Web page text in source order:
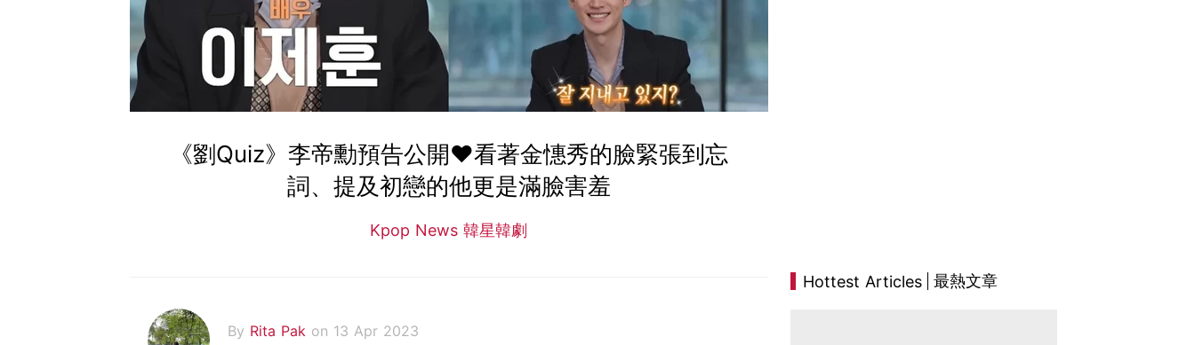
《劉Quiz》李帝勳預告公開❤看著金憓秀的臉緊張到忘
詞、提及初戀的他更是滿臉害羞
Kpop News 韓星韓劇
By Rita Pak on 13 Apr 2023
Hottest Articles 最熱文章